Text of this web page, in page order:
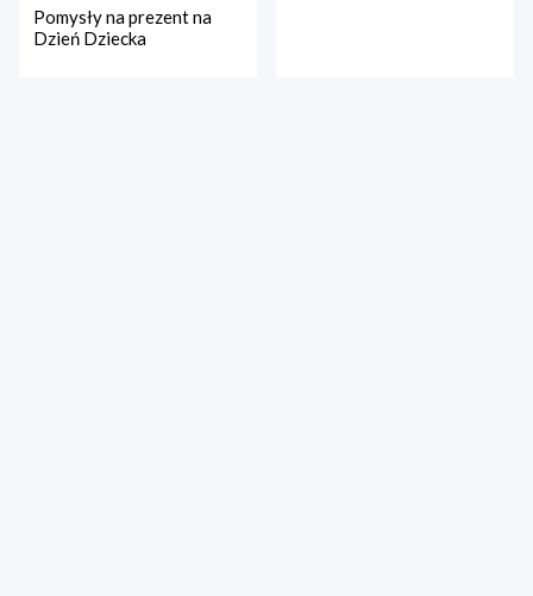
Pomysły na prezent na
Dzień Dziecka